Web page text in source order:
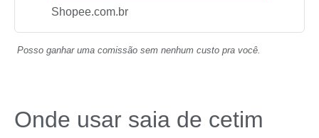
Shopee.com.br
Posso ganhar uma comissão sem nenhum custo pra você.
Onde usar saia de cetim